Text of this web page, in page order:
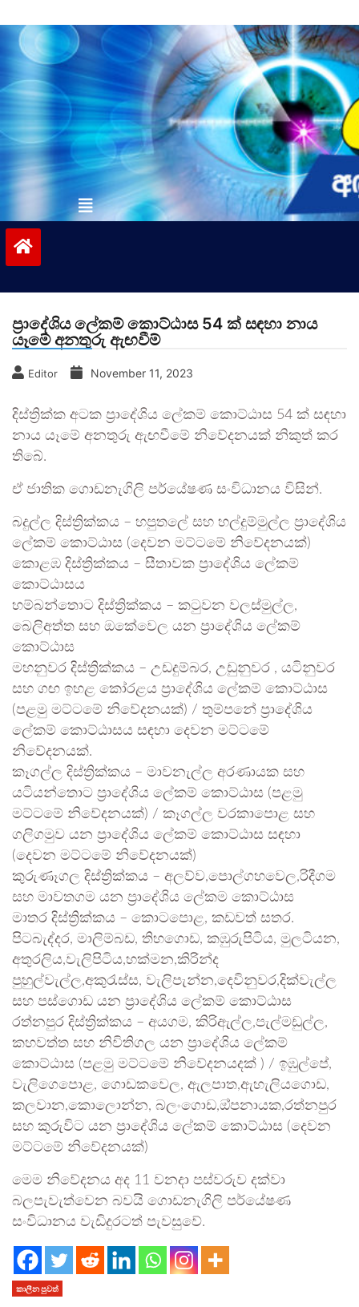
to
contentvinivida.lk
ප්‍රාදේශිය ලේකම් කොට්ඨාස 54 ක් සඳහා නාය
යෑමේ අනතුරු ඇඟවීම්
Editor November 11, 2023
දිස්ත්‍රික්ක අටක ප්‍රාදේශිය ලේකම් කොට්ඨාස 54 ක් සඳහා
නාය යෑමේ අනතුරු ඇඟවීමේ නිවේදනයක් නිකුත් කර
තිබේ.
ඒ ජාතික ගොඩනැගිලි පර්යේෂණ සංවිධානය විසින්.
බදුල්ල දිස්ත්‍රික්කය – හපුතලේ සහ හල්දුම්මුල්ල ප්‍රාදේශිය
ලේකම් කොට්ඨාස (දෙවන මට්ටමේ නිවේදනයක්)
කොළඹ දිස්ත්‍රික්කය – සීතාවක ප්‍රාදේශිය ලේකම්
කොට්ඨාසය
හම්බන්තොට දිස්ත්‍රික්කය – කටුවන වලස්මුල්ල,
බෙලිඅත්ත සහ ඔකේවෙල යන ප්‍රාදේශිය ලේකම්
කොට්ඨාස
මහනුවර දිස්ත්‍රික්කය – උඩදුම්බර, උඩුනුවර , යටිනුවර
සහ ගඟ ඉහළ කෝරළය ප්‍රාදේශිය ලේකම් කොට්ඨාස
(පළමු මට්ටමේ නිවේදනයක්) / තුම්පනේ ප්‍රාදේශිය
ලේකම් කොට්ඨාසය සඳහා දෙවන මට්ටමේ
නිවේදනයක්.
කෑගල්ල දිස්ත්‍රික්කය – මාවනැල්ල අරණායක සහ
යටියන්තොට ප්‍රාදේශිය ලේකම් කොට්ඨාස (පළමු
මට්ටමේ නිවේදනයක්) / කෑගල්ල වරකාපොළ සහ
ගලිගමුව යන ප්‍රාදේශිය ලේකම් කොට්ඨාස සඳහා
(දෙවන මට්ටමේ නිවේදනයක්)
කුරුණෑගල දිස්ත්‍රික්කය – අලව්ව,පොල්ගහවෙල,රිදීගම
සහ මාවතගම යන ප්‍රාදේශිය ලේකම කොට්ඨාස
මාතර දිස්ත්‍රික්කය – කොටපොළ, කඩවත් සතර.
පිටබැද්දර, මාලිම්බඩ, තිහගොඩ, කඹුරුපිටිය, මුලටියන,
අතුරලිය,වැලිපිටිය,හක්මන,කිරින්ද
පුහුල්වැල්ල,අකුරැස්ස, වැලිපැන්න,දෙවිනුවර,දික්වැල්ල
සහ පස්ගොඩ යන ප්‍රාදේශිය ලේකම් කොට්ඨාස
රත්නපුර දිස්ත්‍රික්කය – අයගම, කිරිඇල්ල,පැල්මඩුල්ල,
කහවත්ත සහ නිවිතිගල යන ප්‍රාදේශිය ලේකම්
කොට්ඨාස (පළමු මට්ටමේ නි‌වේදනයදක් ) / ඉඹුල්පේ,
වැලිගෙපොළ, ගොඩකවෙල, ඇලපාත,ඇහැලියගොඩ,
කලවාන,කොලොන්න, බලංගොඩ,ඔ්පනායක,රත්නපුර
සහ කුරුවිට යන ප්‍රාදේශිය ලේකම් කොට්ඨාස (දෙවන
මට්ටමේ නිවේදනයක්)
මෙම නිවේදනය අද 11 වනදා පස්වරුව දක්වා
බලපැවැත්වෙන බවයි ගොඩනැගිලි පර්යේෂණ
සංවිධානය වැඩිදුරටත් පැවසුවේ.
කාලීන පුවත්